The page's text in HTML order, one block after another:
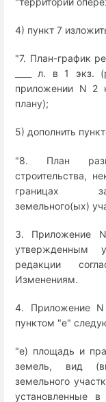
4) пункт 7
"7. План-график
____ л. в 1 экз.
приложении N 2
плану);
5) дополнить
"8. План
строительства,
границах
земельного(ых)
3. Приложение
утвержденным
редакции
Изменениям.
4. Приложение N
пунктом "е"
"е) площадь и
земель, вид
земельного
установленные